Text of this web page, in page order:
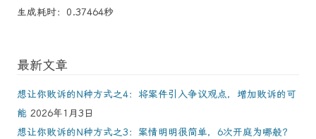
生成耗时：0.37464秒
最新文章
想让你败诉的N种方式之4：将案件引入争议观点，增加败诉的可
能 2026年1月3日
想让你败诉的N种方式之3：案情明明很简单，6次开庭为哪般？